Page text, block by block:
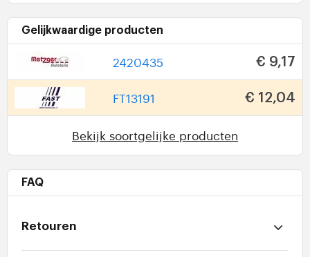
Gelijkwaardige producten
2420435 € 9,17
FT13191 € 12,04
Bekijk soortgelijke producten
FAQ
Retouren